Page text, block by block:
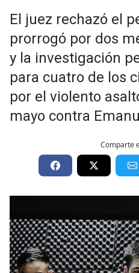
El juez rechazó el
prorrogó por dos
y la investigación
para cuatro de los
por el violento
mayo contra
Comparte